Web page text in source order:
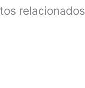
relacionados